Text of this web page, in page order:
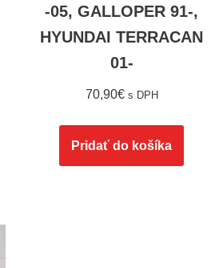
-05, GALLOPER 91-,
HYUNDAI TERRACAN
01-
70,90€ s DPH
Pridať do košíka